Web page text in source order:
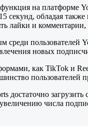
на платформе
секунд, обладая
лайки и
среди
новых
как TikTok и
пользователей
достаточно
числа